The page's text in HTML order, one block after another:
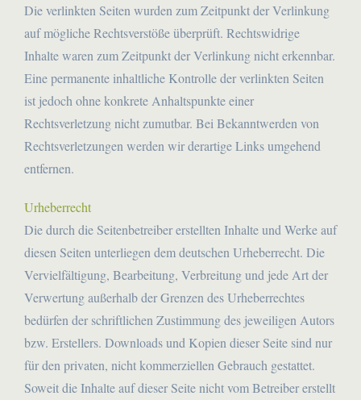
Die verlinkten Seiten wurden zum Zeitpunkt der Verlinkung
auf mögliche Rechtsverstöße überprüft. Rechtswidrige
Inhalte waren zum Zeitpunkt der Verlinkung nicht erkennbar.
Eine permanente inhaltliche Kontrolle der verlinkten Seiten
ist jedoch ohne konkrete Anhaltspunkte einer
Rechtsverletzung nicht zumutbar. Bei Bekanntwerden von
Rechtsverletzungen werden wir derartige Links umgehend
entfernen.
Urheberrecht
Die durch die Seitenbetreiber erstellten Inhalte und Werke auf
diesen Seiten unterliegen dem deutschen Urheberrecht. Die
Vervielfältigung, Bearbeitung, Verbreitung und jede Art der
Verwertung außerhalb der Grenzen des Urheberrechtes
bedürfen der schriftlichen Zustimmung des jeweiligen Autors
bzw. Erstellers. Downloads und Kopien dieser Seite sind nur
für den privaten, nicht kommerziellen Gebrauch gestattet.
Soweit die Inhalte auf dieser Seite nicht vom Betreiber erstellt